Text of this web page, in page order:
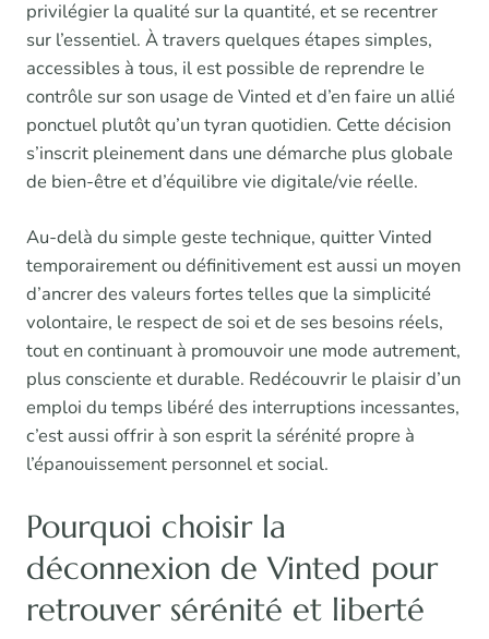
privilégier la qualité sur la quantité, et se recentrer
sur l’essentiel. À travers quelques étapes simples,
accessibles à tous, il est possible de reprendre le
contrôle sur son usage de Vinted et d’en faire un allié
ponctuel plutôt qu’un tyran quotidien. Cette décision
s’inscrit pleinement dans une démarche plus globale
de bien-être et d’équilibre vie digitale/vie réelle.
Au-delà du simple geste technique, quitter Vinted
temporairement ou définitivement est aussi un moyen
d’ancrer des valeurs fortes telles que la simplicité
volontaire, le respect de soi et de ses besoins réels,
tout en continuant à promouvoir une mode autrement,
plus consciente et durable. Redécouvrir le plaisir d’un
emploi du temps libéré des interruptions incessantes,
c’est aussi offrir à son esprit la sérénité propre à
l’épanouissement personnel et social.
Pourquoi choisir la
déconnexion de Vinted pour
retrouver sérénité et liberté